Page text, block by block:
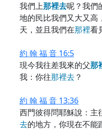
我們上那裡去呢？我們
地的民比我們又大又高
天，並且我們在那裡看
約 翰 福 音 16:5
現今我往差我來的父那
我：你往那裡去？
約 翰 福 音 13:36
西門彼得問耶穌說：主
去的地方，你現在不能